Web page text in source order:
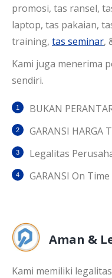
promosi, tas ransel,
laptop, tas pakaian,
training, tas seminar,
Kami juga menerima
sendiri.
BUKAN
GARANSI HARGA
Legalitas
GARANSI On
Aman &
Kami memiliki